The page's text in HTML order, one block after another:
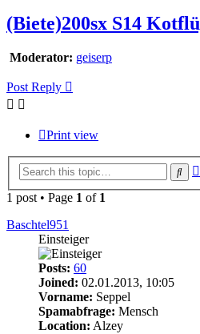
(Biete)200sx S14
Moderator: geiserp
Post Reply
Print view
1 post • Page 1 of 1
Baschtel951
Einsteiger
Posts: 60
Joined: 02.01.2013, 10:05
Vorname: Seppel
Spamabfrage: Mensch
Location: Alzey